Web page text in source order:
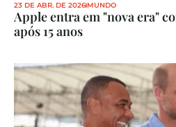
23 DE ABR. DE 2026 MUNDO
Apple entra em "nova era"
após 15 anos